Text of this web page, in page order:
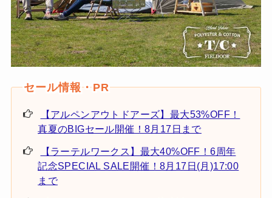
【アルペンアウトドアーズ】最大53%OFF！
真夏のBIGセール開催！8月17日まで
【ラーテルワークス】最大40%OFF！6周年
記念SPECIAL SALE開催！8月17日(月)17:00
まで